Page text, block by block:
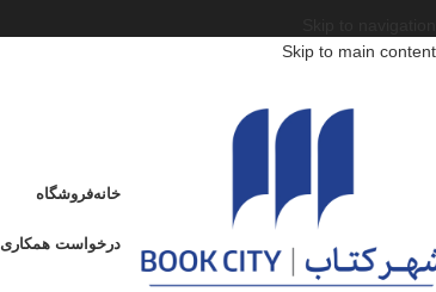
Skip to main content
خانهفروشگاه
درخواست همکاری